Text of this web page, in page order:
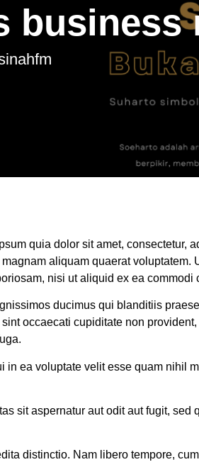
quia dolor sit amet, consectetur,
aliquam quaerat voluptatem.
nisi ut aliquid ex ea commodi
ducimus qui blanditiis
occaecati cupiditate non
in ea voluptate velit esse quam nihil
sit aspernatur aut odit aut fugit,
distinctio. Nam libero tempore,